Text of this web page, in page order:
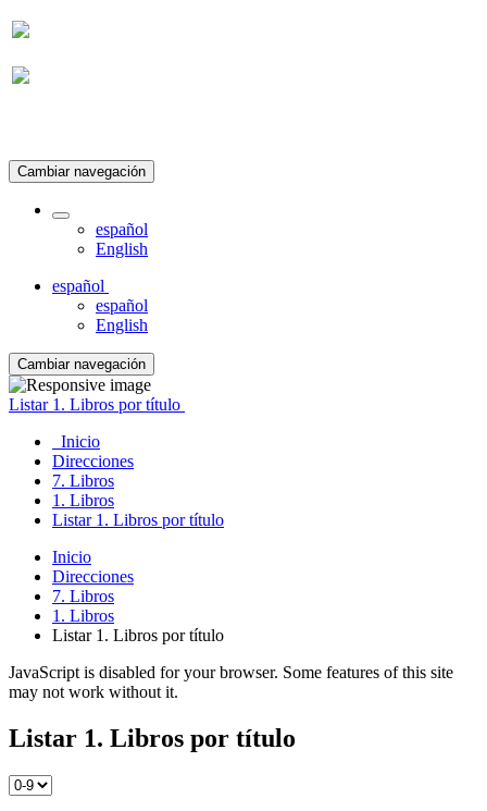
Cambiar navegación
español
English
español
español
English
Cambiar navegación
Listar 1. Libros por título
Inicio
Direcciones
7. Libros
1. Libros
Listar 1. Libros por título
Inicio
Direcciones
7. Libros
1. Libros
Listar 1. Libros por título
JavaScript is disabled for your browser. Some features of this site
may not work without it.
Listar 1. Libros por título